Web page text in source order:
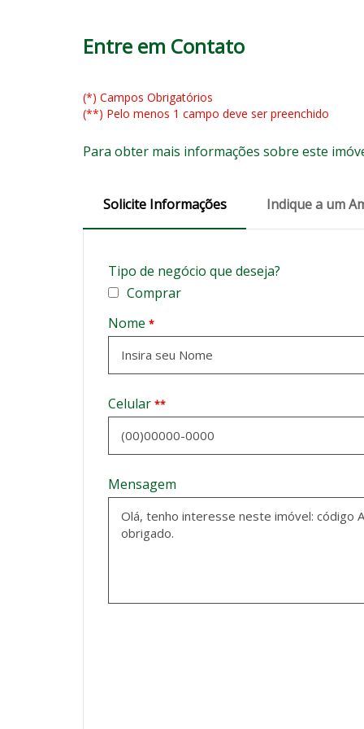
Entre em Contato
(*) Campos Obrigatórios
(**) Pelo menos 1 campo deve ser preenchido
Para obter mais informações sobre este
Solicite Informações Indique a um
Tipo de negócio que deseja?
Comprar
Nome *
Celular **
Mensagem